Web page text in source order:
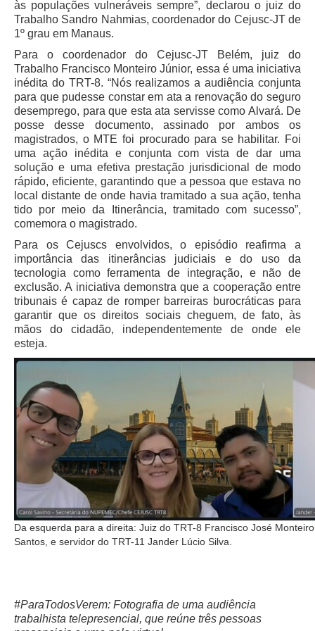
Responsabilidade Socioambiental
Comissão Permanente de Acessibilidade e Inclusão
Escola Judicial
Programa Trabalho Seguro
Coordenadoria de Saúde
Serviços
Ação Trabalhista (Atermação)
Atermação On-line - Interior de Roraima
Atermação On-line - Interior do Amazonas
Agendamento de Reclamação Verbal
Glossário
Consulta de Pautas
Atas de Sessões do Pleno
Audiências e Sessões
Calendário das Sessões da 1ª Turma 2026
Calendário de Sessões da 2ª Turma - 2026
Calendário das Sessões da 3ª Turma 2026
Calendário das Sessões do Pleno e Especializadas 2026
Carta de Serviços ao Cidadão
Cartilhas
Cadastro de Peritos, Tradutores e Intérpretes
Calendários
Calendário Geral
Calendário das Sessões
às populações vulneráveis sempre”, declarou o juiz do
Trabalho Sandro Nahmias, coordenador do Cejusc-JT de
1º grau em Manaus.
Para o coordenador do Cejusc-JT Belém, juiz do
Trabalho Francisco Monteiro Júnior, essa é uma iniciativa
inédita do TRT-8. “Nós realizamos a audiência conjunta
para que pudesse constar em ata a renovação do seguro
desemprego, para que esta ata servisse como Alvará. De
posse desse documento, assinado por ambos os
magistrados, o MTE foi procurado para se habilitar. Foi
uma ação inédita e conjunta com vista de dar uma
solução e uma efetiva prestação jurisdicional de modo
rápido, eficiente, garantindo que a pessoa que estava no
local distante de onde havia tramitado a sua ação, tenha
tido por meio da Itinerância, tramitado com sucesso”,
comemora o magistrado.
Para os Cejuscs envolvidos, o episódio reafirma a
importância das itinerâncias judiciais e do uso da
tecnologia como ferramenta de integração, e não de
exclusão. A iniciativa demonstra que a cooperação entre
tribunais é capaz de romper barreiras burocráticas para
garantir que os direitos sociais cheguem, de fato, às
mãos do cidadão, independentemente de onde ele
esteja.
Da esquerda para a direita: Juiz do TRT-8 Francisco José
Santos, e servidor do TRT-11 Jander Lúcio Silva.
#ParaTodosVerem: Fotografia de uma audiência
trabalhista telepresencial, que reúne três pessoas